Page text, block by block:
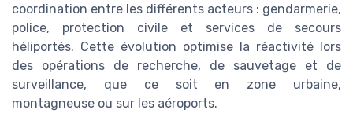
coordination entre les différents acteurs : gendarmerie,
police, protection civile et services de secours
héliportés. Cette évolution optimise la réactivité lors
des opérations de recherche, de sauvetage et de
surveillance, que ce soit en zone urbaine,
montagneuse ou sur les aéroports.